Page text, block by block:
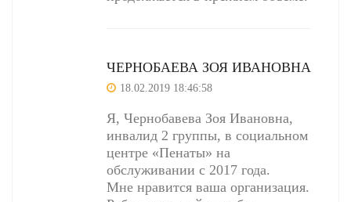
ЧЕРНОБАЕВА ЗОЯ ИВАНОВНА
18.02.2019 18:46:58
Я, Чернобавева Зоя Ивановна,
инвалид 2 группы, в социальном
центре «Пенаты» на
обслуживании с 2017 года.
Мне нравится ваша организация.